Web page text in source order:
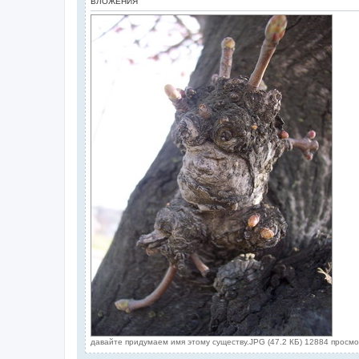
давайте придумаем имя этому существу.JPG (47.2 КБ) 12884